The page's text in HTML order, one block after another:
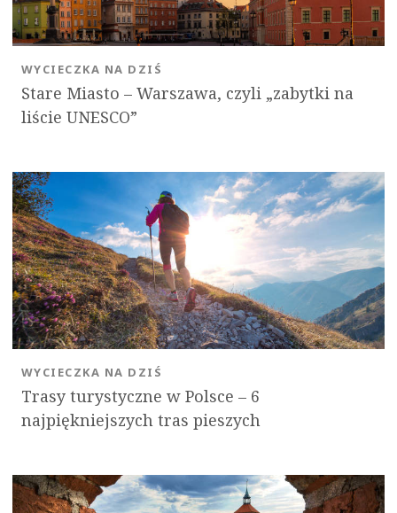
Stare Miasto – Warszawa, czyli „zabytki na
liście UNESCO”
WYCIECZKA NA DZIŚ
Trasy turystyczne w Polsce – 6
najpiękniejszych tras pieszych
WYCIECZKA NA DZIŚ